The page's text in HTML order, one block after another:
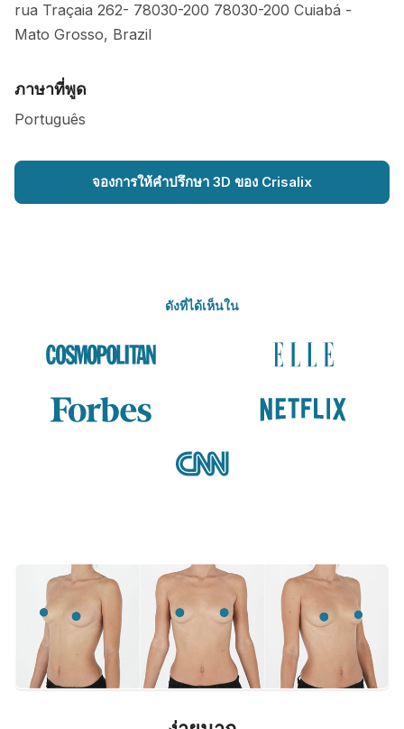
rua Traçaia 262- 78030-200 78030-200 Cuiabá -
Mato Grosso, Brazil
ภาษาที่พูด
Português
จองการให้คำปรึกษา 3D ของ Crisalix
ดังที่ได้เห็นใน